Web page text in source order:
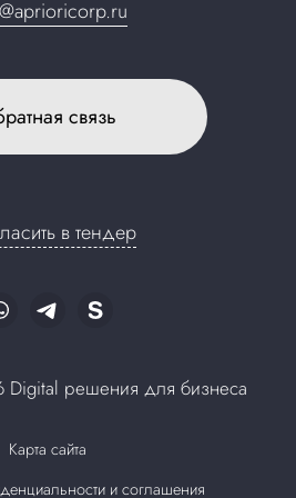
связь
в тендер
Digital решения для бизнеса
Карта сайта
и соглашения